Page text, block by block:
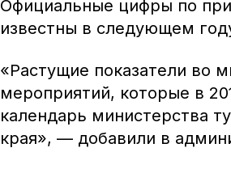
Официальные цифры по
известны в следующем
«Растущие показатели во
мероприятий, которые в
календарь министерства
края», — добавили в